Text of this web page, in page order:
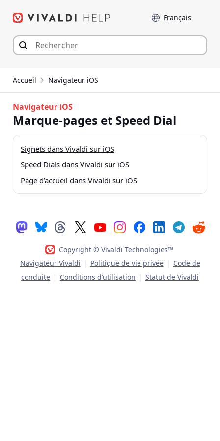
Langue
Accueil Navigateur iOS
Navigateur iOS
Marque-pages et Speed Dial
Signets dans Vivaldi sur iOS
Speed Dials dans Vivaldi sur iOS
Page d’accueil dans Vivaldi sur iOS
Copyright © Vivaldi Technologies™
Navigateur Vivaldi | Politique de vie privée | Code de
conduite | Conditions d’utilisation | Statut de Vivaldi